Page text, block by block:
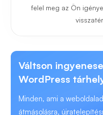
felel meg az Ön
Váltson
WordPress
Minden, ami a
átmásolásra,